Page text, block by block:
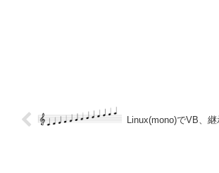
Linux(mono)でVB、